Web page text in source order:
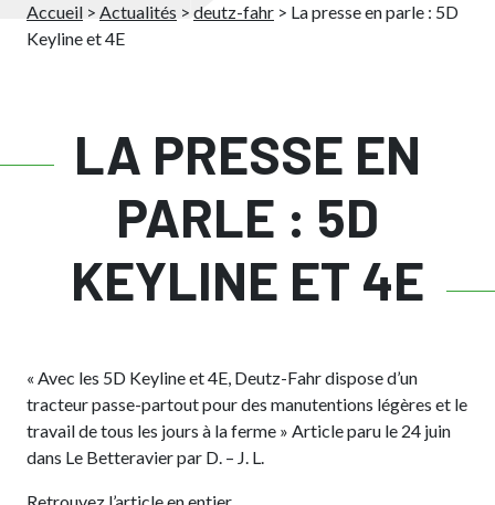
Accueil > Actualités > deutz-fahr > La presse en parle : 5D
Keyline et 4E
LA PRESSE EN
PARLE : 5D
KEYLINE ET 4E
« Avec les 5D Keyline et 4E, Deutz-Fahr dispose d’un
tracteur passe-partout pour des manutentions légères et le
travail de tous les jours à la ferme » Article paru le 24 juin
dans Le Betteravier par D. – J. L.